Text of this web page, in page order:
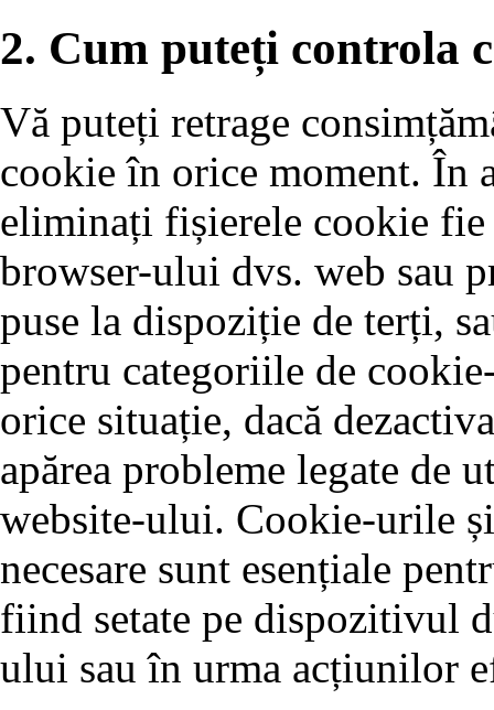
2. Cum puteți controla
Vă puteți retrage
cookie în orice moment. În
eliminați fișierele cookie
browser-ului dvs. web sau
puse la dispoziție de terți,
pentru categoriile de
orice situație, dacă
apărea probleme legate de
website-ului. Cookie-urile
necesare sunt esențiale
fiind setate pe dispozitivul
ului sau în urma acțiunilor